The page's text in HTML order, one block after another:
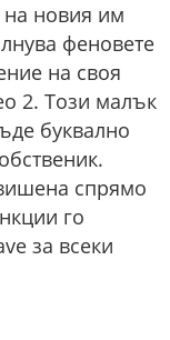
на новия им
феновете
на своя
2. Този малък
буквално
спрямо
го
за всеки